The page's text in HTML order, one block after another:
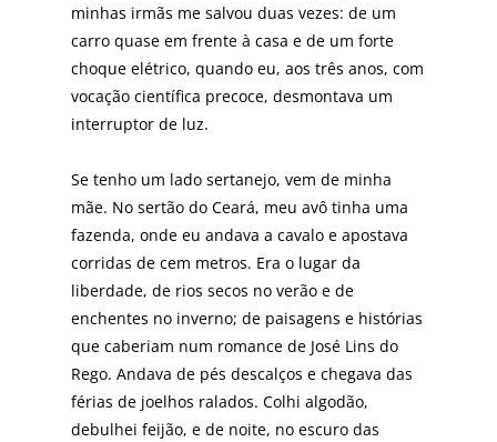
minhas irmãs me salvou duas vezes: de um
carro quase em frente à casa e de um forte
choque elétrico, quando eu, aos três anos, com
vocação científica precoce, desmontava um
interruptor de luz.
Se tenho um lado sertanejo, vem de minha
mãe. No sertão do Ceará, meu avô tinha uma
fazenda, onde eu andava a cavalo e apostava
corridas de cem metros. Era o lugar da
liberdade, de rios secos no verão e de
enchentes no inverno; de paisagens e histórias
que caberiam num romance de José Lins do
Rego. Andava de pés descalços e chegava das
férias de joelhos ralados. Colhi algodão,
debulhei feijão, e de noite, no escuro das